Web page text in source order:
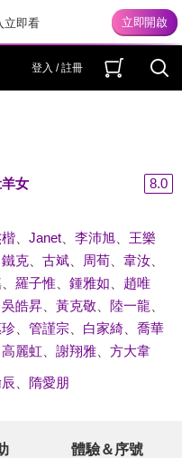
立即看
登入 / 註冊
女
8.0
、 Janet、 李沛旭、 王樂
鐵克、 古斌、 周荀、 韋汝、
、 羅子惟 鍾雅如
趙唯
吳皓昇、 黃克敬 陸一龍
、 管謹宗、 白家綺、 喬華
高麗虹、 謝翔雅、 方大韋
隋愛朋
體驗＆序號